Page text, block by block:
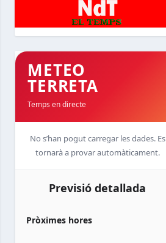
METEO
TERRETA
Temps en directe
No s’han pogut carregar les dades. Es
tornarà a provar automàticament.
Previsió detallada
Pròximes hores